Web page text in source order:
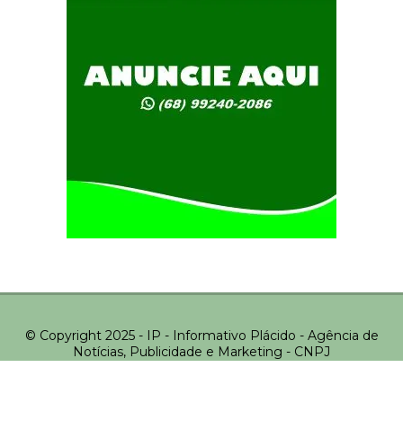
© Copyright 2025 - IP - Informativo Plácido - Agência de
Notícias, Publicidade e Marketing - CNPJ